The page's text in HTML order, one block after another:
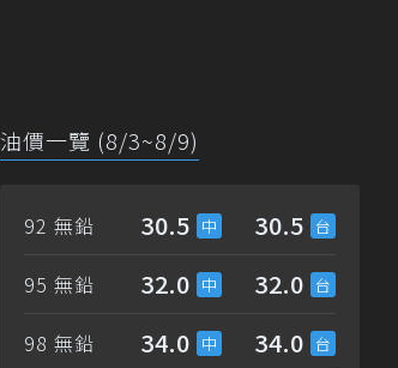
油價一覽 (8/3~8/9)
92 無鉛 30.5 30.5
95 無鉛 32.0 32.0
98 無鉛 34.0 34.0